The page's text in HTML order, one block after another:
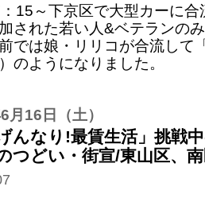
15～下京区で大型カーに合
された若い人&ベテランの
では娘・リリコが合流して
）のようになりました。
月16日 （土）
げんなり!最賃生活」挑戦
つどい・街宣/東山区、